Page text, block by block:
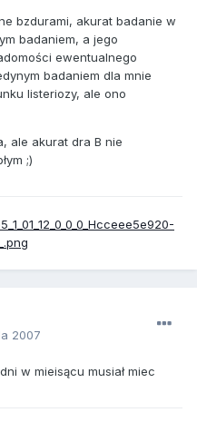
bzdurami, akurat badanie w
badaniem, a jego
ewentualnego
badaniem dla mnie
listeriozy, ale ono
ale akurat dra B nie
;)
2007
w mieisącu musiał miec